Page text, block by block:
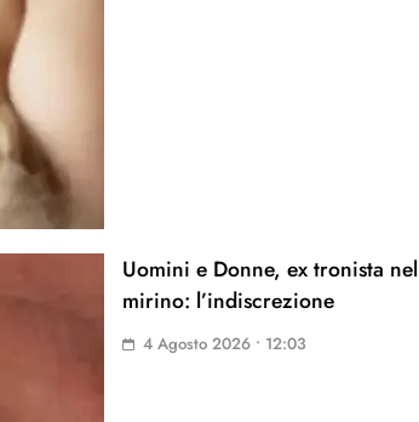
Uomini e Donne, ex tronista nel
mirino: l’indiscrezione
4 Agosto 2026 • 12:03